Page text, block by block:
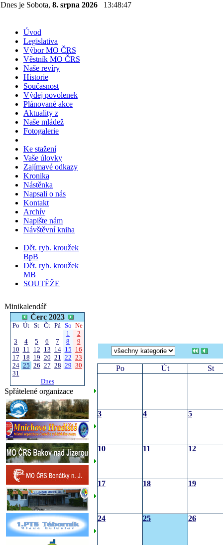
Dnes je Sobota, 8. srpna 2026 13:48:47
Úvod
Legislativa
Výbor MO ČRS
Věstník MO ČRS
Naše revíry
Historie
Současnost
Výdej povolenek
Plánované akce
Aktuality z
Naše mládež
Fotogalerie
Ke stažení
Vaše úlovky
Zajímavé odkazy
Kronika
Nástěnka
Napsali o nás
Kontakt
Archív
Napište nám
Návštěvní kniha
Dět. ryb. kroužek
BpB
Dět. ryb. kroužek
MB
SOUTĚŽE
Minikalendář
Čerc 2023
Po Út St Čt Pá So Ne
1
2
3
4 5 6 7 8
9
10 11 12 13 14 15 16
17 18 19 20 21 22 23
24 25 26 27 28 29 30
31
Dnes
Spřátelené organizace
Po Út St
3 4 5
10 11 12
17 18 19
24 25 26